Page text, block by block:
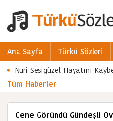
Ana Sayfa Türkü Sözleri
Nuri Sesigüzel Hayatını
Tüm Haberler
Gene Göründü Gündeşli